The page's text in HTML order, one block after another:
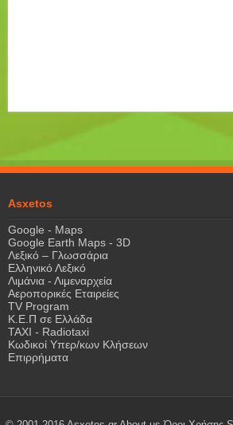
Asxetos
Google - Maps
Google Earth Maps - 3D
Λεξικό – Γλωσσάρια
Ελληνικό Λεξικό
Λιμάνια - Λιμεναρχεία
Αεροπορικές Εταιρείες
TV Program
Κ.Ε.Π σε Ελλάδα
ΤΑΧΙ - Radiotaxi
Κωδικοί Υπερ/κων Κλήσεων
Επιρρήματα